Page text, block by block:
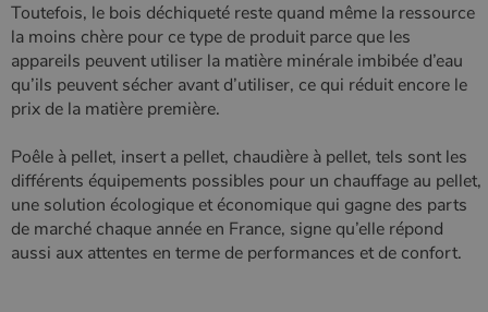
Toutefois, le bois déchiqueté reste quand même la ressource
la moins chère pour ce type de produit parce que les
appareils peuvent utiliser la matière minérale imbibée d’eau
qu’ils peuvent sécher avant d’utiliser, ce qui réduit encore le
prix de la matière première.
Poêle à pellet, insert a pellet, chaudière à pellet, tels sont les
différents équipements possibles pour un chauffage au pellet,
une solution écologique et économique qui gagne des parts
de marché chaque année en France, signe qu’elle répond
aussi aux attentes en terme de performances et de confort.
par Google
trafic.
_ga_W8LED1F420
.poelesabois.com
1 an 1
Ce cookie est
pour
conserver
l'état de la